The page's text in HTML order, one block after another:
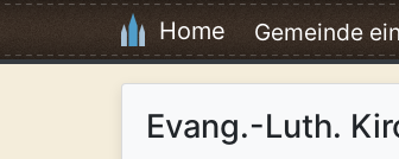
Home Gemeinde
Evang.-Luth.